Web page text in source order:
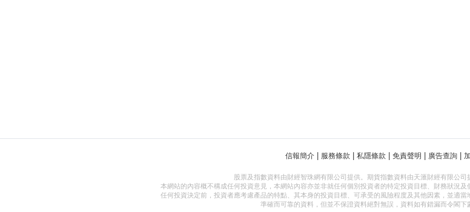
信報簡介 服務條款 私隱條款 免責聲明 廣告查詢
股票及指數資料由財經智珠網有限公司提供。期貨指數資料由天滙財經有限公司
本網站的內容概不構成任何投資意見，本網站內容亦並非就任何個別投資者的特定投資目標、財務狀況
任何投資決定前，投資者應考慮產品的特點、其本身的投資目標、可承受的風險程度及其他因素，並適
準確而可靠的資料，但並不保證資料絕對無誤，資料如有錯漏而令閣下